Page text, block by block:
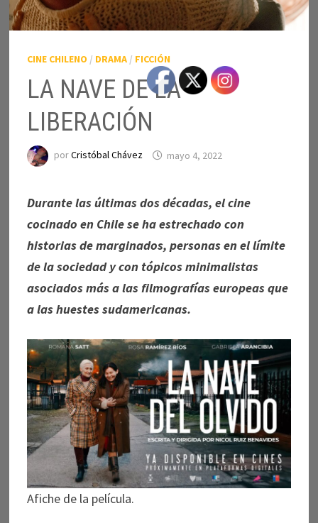
CINE CHILENO / DRAMA/ FICCIÓN
LA NAVE DE LA
LIBERACIÓN
porCristóbal Chávez mayo 4, 2022
Durante las últimas dos décadas, el cine
cocinado en Chile se ha estrechado con
historias de marginados, personas en el límite
de la sociedad y con tópicos minimalistas
asociados más a las filmografías europeas que
a las huestes sudamericanas.
Afiche de la película.